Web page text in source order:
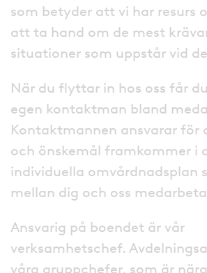
som betyder att vi har resurs
att ta hand om de mest
situationer som uppstår vid
När du flyttar in hos oss får
egen kontaktman bland
Kontaktmannen ansvarar för
och önskemål framkommer i
individuella omvårdnadsplan
mellan dig och oss
Ansvarig på boendet är vår
verksamhetschef.
våra gruppchefer, som är nära